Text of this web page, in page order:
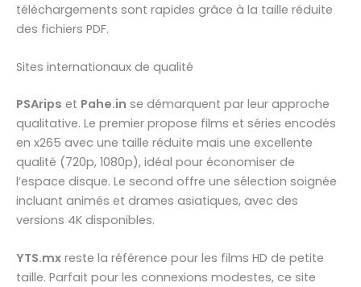
téléchargements sont rapides grâce à la taille réduite
des fichiers PDF.
Sites internationaux de qualité
PSArips et Pahe.in se démarquent par leur approche
qualitative. Le premier propose films et séries encodés
en x265 avec une taille réduite mais une excellente
qualité (720p, 1080p), idéal pour économiser de
l’espace disque. Le second offre une sélection soignée
incluant animés et drames asiatiques, avec des
versions 4K disponibles.
YTS.mx reste la référence pour les films HD de petite
taille. Parfait pour les connexions modestes, ce site